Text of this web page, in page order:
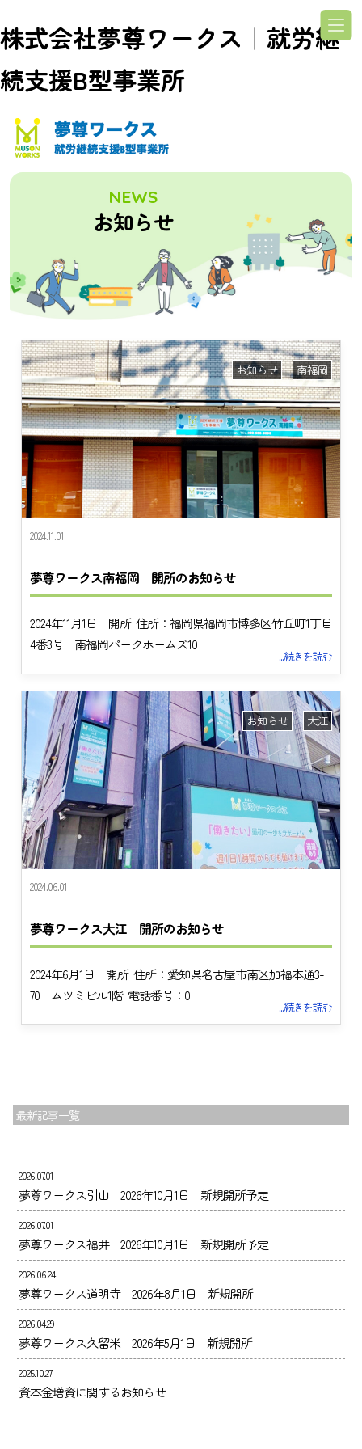
株式会社夢尊ワークス｜就労継
続支援B型事業所
NEWS
お知らせ
2024.11.01
夢尊ワークス南福岡 開所のお知らせ
お知らせ 南福岡
2024年11月1日 開所 住所：福岡県福岡市博多区竹丘町1丁目
4番3号 南福岡パークホームズ10
...続きを読む
2024.06.01
夢尊ワークス大江 開所のお知らせ
お知らせ 大江
2024年6月1日 開所 住所：愛知県名古屋市南区加福本通3-
70 ムツミビル1階 電話番号：0
...続きを読む
最新記事一覧
2026.07.01
夢尊ワークス引山 2026年10月1日 新規開所予定
2026.07.01
夢尊ワークス福井 2026年10月1日 新規開所予定
2026.06.24
夢尊ワークス道明寺 2026年8月1日 新規開所
2026.04.29
夢尊ワークス久留米 2026年5月1日 新規開所
2025.10.27
資本金増資に関するお知らせ